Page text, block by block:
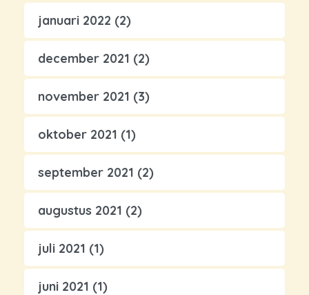
januari 2022 (2)
december 2021 (2)
november 2021 (3)
oktober 2021 (1)
september 2021 (2)
augustus 2021 (2)
juli 2021 (1)
juni 2021 (1)